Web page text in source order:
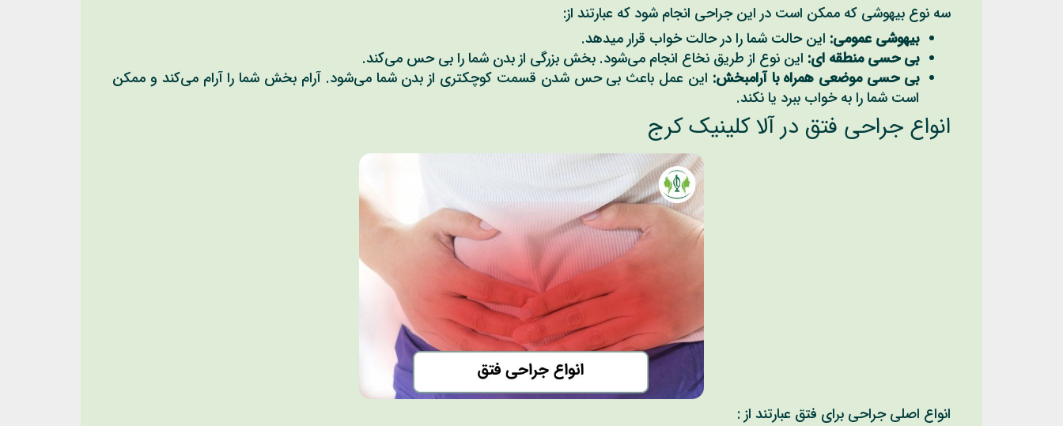
سه نوع بیهوشی که ممکن است در این جراحی انجام شود که عبارتند از:
بیهوشی عمومی: این حالت شما را در حالت خواب قرار میدهد.
بی حسی منطقه ای: این نوع از طریق نخاع انجام می‌شود. بخش بزرگی از بدن شما را بی حس می‌کند.
بی حسی موضعی همراه با آرامبخش: این عمل باعث بی حس شدن قسمت کوچکتری از بدن شما می‌شود. آرام بخش شما را آرام می‌کند و ممکن
است شما را به خواب ببرد یا نکند.
انواع جراحی فتق در آلا کلینیک کرج
انواع اصلی جراحی برای فتق عبارتند از :